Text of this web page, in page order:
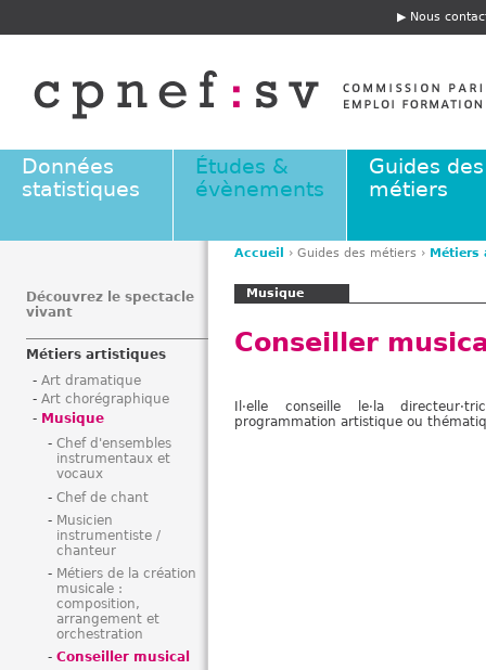
E
t
ê
e
Nous
Données
statistiques
Études &
évènements
Guides des
métiers
s
e
s
Accueil › Guides des métiers › Métiers
Musique
Conseiller
Il·elle conseille le·la
programmation artistique ou
Découvrez le spectacle
vivant
Métiers artistiques
Art dramatique
Art chorégraphique
Musique
Chef d'ensembles
instrumentaux et
vocaux
Chef de chant
Musicien
instrumentiste /
chanteur
Métiers de la création
musicale :
composition,
arrangement et
orchestration
Conseiller musical